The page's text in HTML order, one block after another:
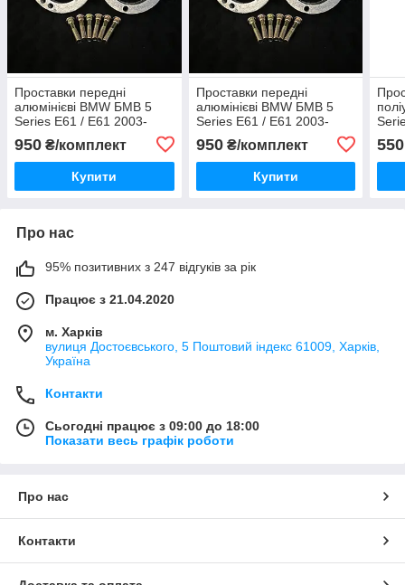
Проставки передні
алюмінієві BMW БМВ 5
Series E61 / Е61 2003-
950 ₴/комплект
Купити
Проставки передні
алюмінієві BMW БМВ 5
Series E61 / Е61 2003-
950₴/комплект
Купити
550
Про нас
95% позитивних з 247 відгуків за рік
Працює з 21.04.2020
м. Харків
вулиця Достоєвського, 5 Поштовий індекс 61009, Харків,
Україна
Контакти
Сьогодні працює з 09:00 до 18:00
Показати весь графік роботи
Про нас
Контакти